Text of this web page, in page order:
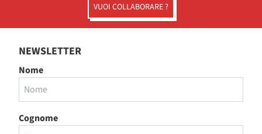
VUOI COLLABORARE ?
NEWSLETTER
Nome
Cognome